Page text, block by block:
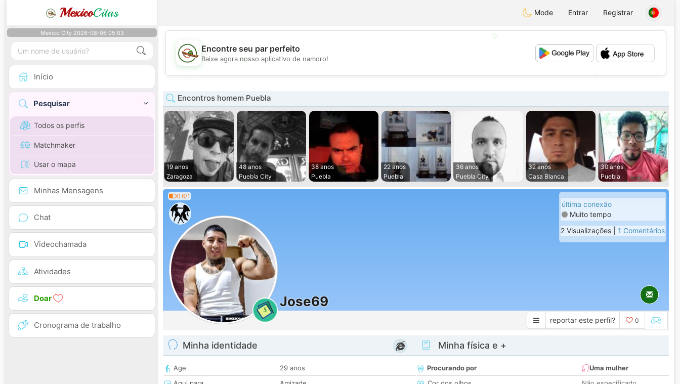
MexicoCitas Mode Entrar Registrar
Mexico City 2026-08-06 05:03
Início
Pesquisar
Todos os perfis
Matchmaker
Usar o mapa
Minhas Mensagens
Chat
Videochamada
Atividades
Doar
Cronograma de trabalho
💕
Encontre seu par perfeito
Baixe agora nosso aplicativo de namoro!
Encontros homem Puebla
19 anos
Zaragoza
48 anos
Puebla City
38 anos
Puebla
22 anos
Puebla
36 anos
Puebla City
32 anos
Casa Blanca
30 anos
Puebla
0.6/1
5
Jose69
última conexão
Muito tempo
2 Visualizações | 1 Comentários
reportar este perfil? 0
Minha identidade
Age
29 anos
Minha física e +
Procurando por
Uma mulher